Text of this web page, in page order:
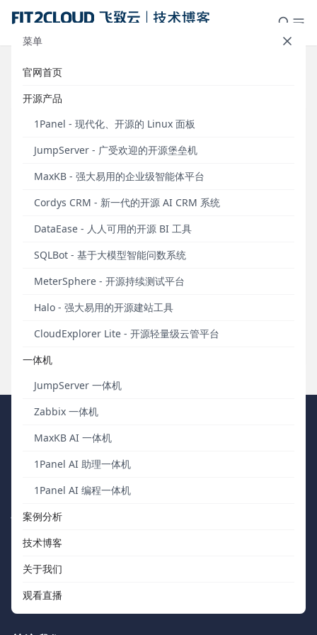
菜单
官网首页
开源产品
1Panel - 现代化、开源的 Linux 面板
JumpServer - 广受欢迎的开源堡垒机
MaxKB - 强大易用的企业级智能体平台
Cordys CRM - 新一代的开源 AI CRM 系统
DataEase - 人人可用的开源 BI 工具
SQLBot - 基于大模型智能问数系统
MeterSphere - 开源持续测试平台
Halo - 强大易用的开源建站工具
CloudExplorer Lite - 开源轻量级云管平台
一体机
JumpServer 一体机
Zabbix 一体机
MaxKB AI 一体机
1Panel AI 助理一体机
1Panel AI 编程一体机
案例分析
技术博客
关于我们
观看直播
标签：医疗
案例研究｜DataEase助力亚加达智能医学实验室
场景BI展示
FIT2CLOUD 飞致云
我们秉持“软件用起来才有价值，才有改进的机会”的核心价值观，向
中国数字化团队交付被广泛验证、可信赖的通用工具软件。
快速浏览
关于我们
开源社区
如何购买